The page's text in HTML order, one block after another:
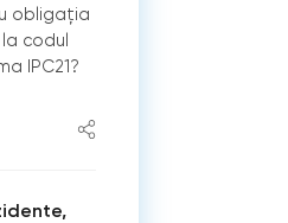
obligația
codul
IPC21?